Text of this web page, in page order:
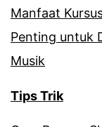
Manfaat
Penting untuk
Musik
Tips Trik